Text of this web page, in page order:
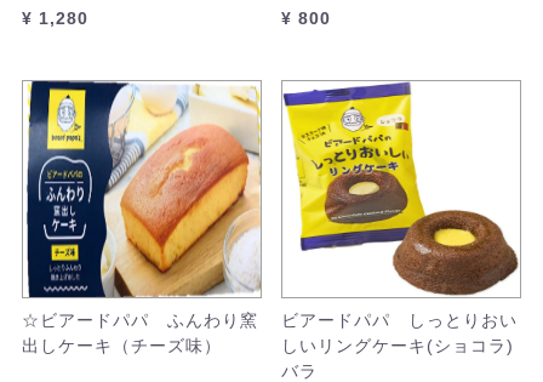
¥ 1,280
¥ 800
☆ビアードパパ ふんわり窯
出しケーキ（チーズ味）
ビアードパパ しっとりおい
しいリングケーキ(ショコラ)
バラ